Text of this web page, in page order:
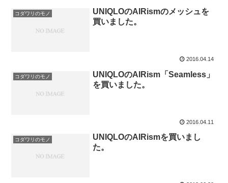
コダワリのモノ
UNIQLOのAIRismのメッシュを
買いました。
2016.04.14
コダワリのモノ
UNIQLOのAIRism「Seamless」
を買いました。
2016.04.11
コダワリのモノ
UNIQLOのAIRismを買いまし
た。